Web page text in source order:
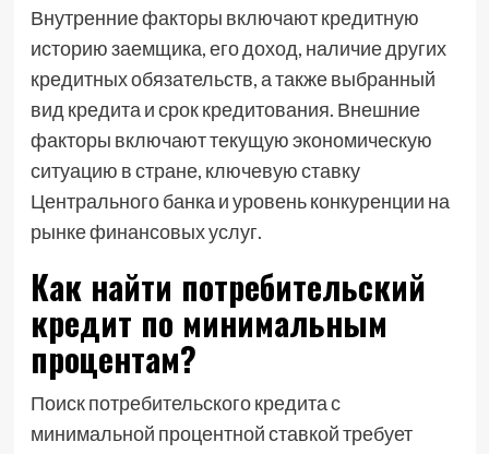
Внутренние факторы включают кредитную
историю заемщика, его доход, наличие других
кредитных обязательств, а также выбранный
вид кредита и срок кредитования. Внешние
факторы включают текущую экономическую
ситуацию в стране, ключевую ставку
Центрального банка и уровень конкуренции на
рынке финансовых услуг.
Как найти потребительский
кредит по минимальным
процентам?
Поиск потребительского кредита с
минимальной процентной ставкой требует